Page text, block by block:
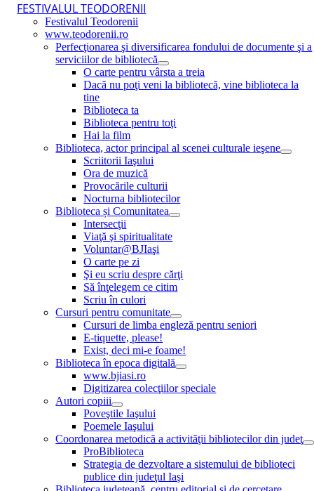
FESTIVALUL TEODORENII
Festivalul Teodorenii
www.teodorenii.ro
Perfecţionarea şi diversificarea fondului de documente şi a
serviciilor de bibliotecă
O carte pentru vârsta a treia
Dacă nu poţi veni la bibliotecă, vine biblioteca la
tine
Biblioteca ta
Biblioteca pentru toţi
Hai la film
Biblioteca, actor principal al scenei culturale ieşene
Scriitorii Iaşului
Ora de muzică
Provocările culturii
Nocturna bibliotecilor
Biblioteca și Comunitatea
Intersecţii
Viaţă şi spiritualitate
Voluntar@BJIaşi
O carte pe zi
Şi eu scriu despre cărţi
Să înţelegem ce citim
Scriu în culori
Cursuri pentru comunitate
Cursuri de limba engleză pentru seniori
E-tiquette, please!
Exist, deci mi-e foame!
Biblioteca în epoca digitală
www.bjiasi.ro
Digitizarea colecţiilor speciale
Autori copiii
Poveştile Iaşului
Poemele Iaşului
Coordonarea metodică a activităţii bibliotecilor din judeţ
ProBiblioteca
Strategia de dezvoltare a sistemului de biblioteci
publice din judeţul Iaşi